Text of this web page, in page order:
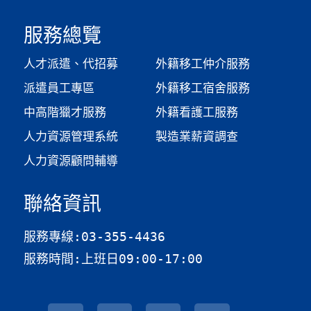
服務總覽
人才派遣、代招募
派遣員工專區
中高階獵才服務
人力資源管理系統
人力資源顧問輔導
外籍移工仲介服務
外籍移工宿舍服務
外籍看護工服務
製造業薪資調查​
聯絡資訊
服務專線:03-355-4436
服務時間:上班日09:00-17:00